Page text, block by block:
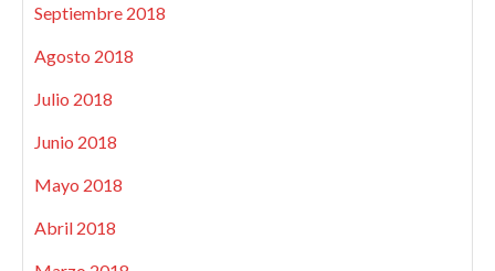
Septiembre 2018
Agosto 2018
Julio 2018
Junio 2018
Mayo 2018
Abril 2018